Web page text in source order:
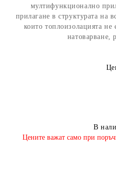
мултифункционално
прилагане в структурата на
които топлоизолацията
натоварване,
В
​Цените важат само при